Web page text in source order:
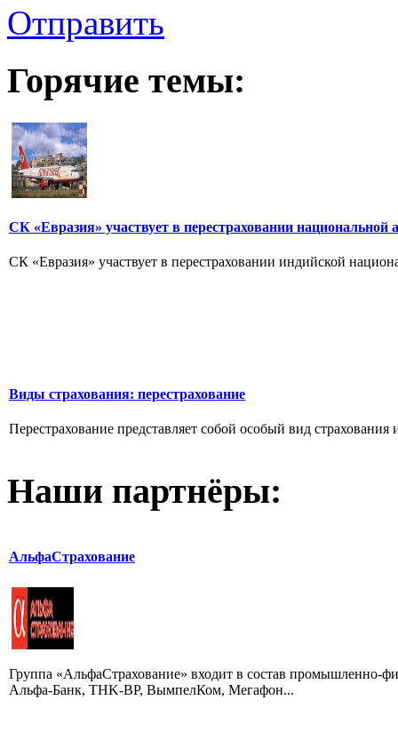
Отправить
Горячие темы:
СК «Евразия» участвует в перестраховании национальной а
СК «Евразия» участвует в перестраховании индийской
Виды страхования: перестрахование
Перестрахование представляет собой особый вид
Наши партнёры:
АльфаСтрахование
Группа «АльфаСтрахование» входит в состав промышленно-
Альфа-Банк, TНK-BP, ВымпелКом, Мегафон...